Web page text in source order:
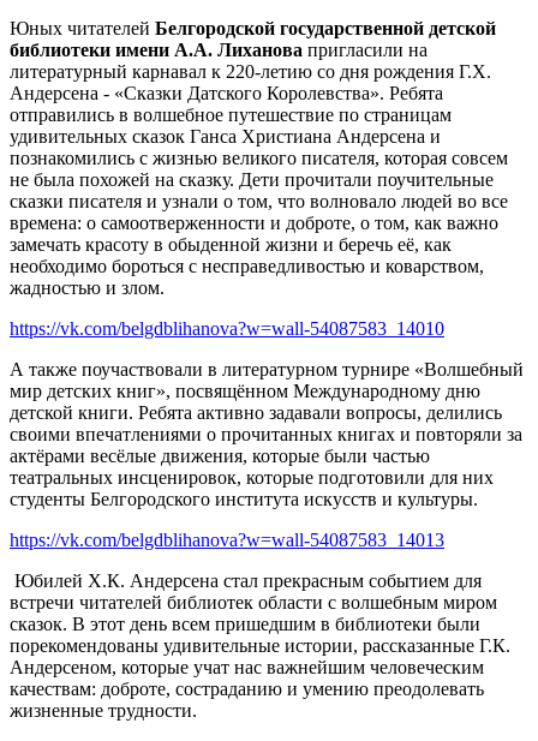
Юных читателей Белгородской государственной детской
библиотеки имени А.А. Лиханова пригласили на
литературный карнавал к 220-летию со дня рождения Г.Х.
Андерсена - «Сказки Датского Королевства». Ребята
отправились в волшебное путешествие по страницам
удивительных сказок Ганса Христиана Андерсена и
познакомились с жизнью великого писателя, которая совсем
не была похожей на сказку. Дети прочитали поучительные
сказки писателя и узнали о том, что волновало людей во все
времена: о самоотверженности и доброте, о том, как важно
замечать красоту в обыденной жизни и беречь её, как
необходимо бороться с несправедливостью и коварством,
жадностью и злом.
https://vk.com/belgdblihanova?w=wall-54087583_14010
А также поучаствовали в литературном турнире «Волшебный
мир детских книг», посвящённом Международному дню
детской книги. Ребята активно задавали вопросы, делились
своими впечатлениями о прочитанных книгах и повторяли за
актёрами весёлые движения, которые были частью
театральных инсценировок, которые подготовили для них
студенты Белгородского института искусств и культуры.
https://vk.com/belgdblihanova?w=wall-54087583_14013
Юбилей Х.К. Андерсена стал прекрасным событием для
встречи читателей библиотек области с волшебным миром
сказок. В этот день всем пришедшим в библиотеки были
порекомендованы удивительные истории, рассказанные Г.К.
Андерсеном, которые учат нас важнейшим человеческим
качествам: доброте, состраданию и умению преодолевать
жизненные трудности.